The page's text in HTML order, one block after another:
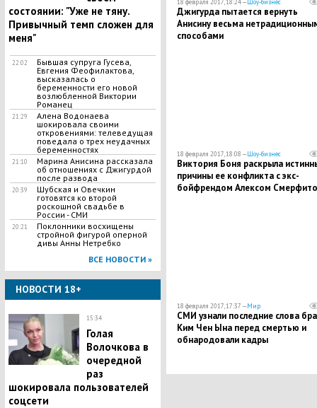
состоянии: "Уже не тяну.
Привычный темп сложен для
меня"
22:02
Бывшая супруга Гусева,
Евгения Феофилактова,
высказалась о
беременности его новой
возлюбленной Виктории
Романец
21:29
Алена Водонаева
шокировала своими
откровениями: телеведущая
поведала о трех неудачных
беременностях
21:10
Марина Анисина рассказала
об отношениях с Джигурдой
после развода
20:39
Шубская и Овечкин
готовятся ко второй
роскошной свадьбе в
России - СМИ
20:21
Поклонники восхищены
стройной фигурой оперной
дивы Анны Нетребко
ВСЕ НОВОСТИ »
НОВОСТИ 18+
15:34
Голая
Волочкова в
очередной
раз
шокировала пользователей
соцсети
18 февраля 2017, 18:24 —Шоу-бизнес
Джигурда пытается вернуть
Анисину весьма
способами
18 февраля 2017, 18:08 —Шоу-бизнес
Виктория Боня раскрыла
причины ее конфликта с экс-
бойфрендом Алексом
18 февраля 2017, 17:37 —Мир
СМИ узнали последние слова
Ким Чен Ына перед смертью и
обнародовали кадры